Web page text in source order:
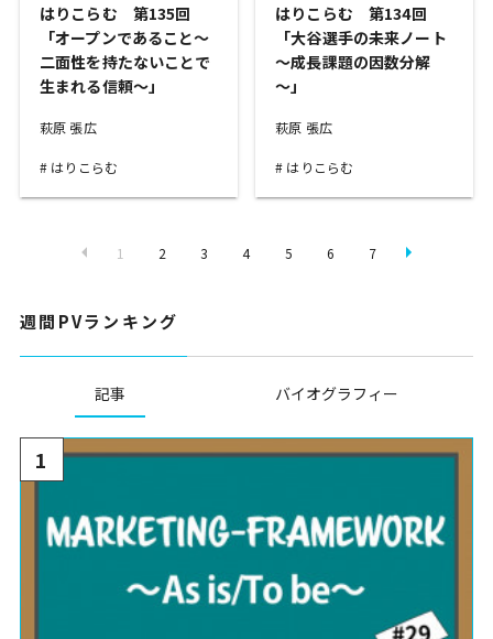
週間PVランキング
記事 バイオグラフィー
1
はりこらむ 第135回
「オープンであること～
二面性を持たないことで
生まれる信頼～」
萩原 張広
はりこらむ
はりこらむ 第134回
「大谷選手の未来ノート
～成長課題の因数分解
～」
萩原 張広
はりこらむ
1 2 3 4 5 6 7